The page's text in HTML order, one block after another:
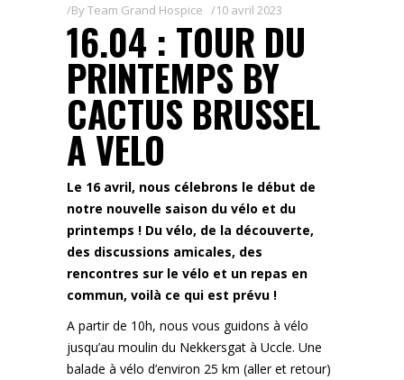
ByTeam Grand Hospice 10 avril 2023
16.04 : TOUR DU
PRINTEMPS BY
CACTUS BRUSSEL
A VELO
Le 16 avril, nous célebrons le début de
notre nouvelle saison du vélo et du
printemps ! Du vélo, de la découverte,
des discussions amicales, des
rencontres sur le vélo et un repas en
commun, voilà ce qui est prévu !
A partir de 10h, nous vous guidons à vélo
jusqu’au moulin du Nekkersgat à Uccle. Une
balade à vélo d’environ 25 km (aller et retour)